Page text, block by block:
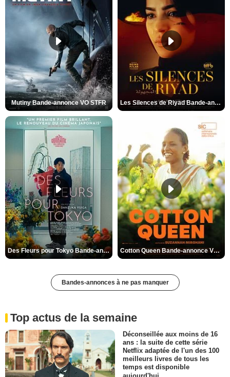
Mutiny Bande-annonce VO STFR Les Silences de Riyad Bande-annonce VO STFR
Des Fleurs pour Tokyo Bande-annonce VO STFR Cotton Queen Bande-annonce VO STFR
Bandes-annonces à ne pas manquer
Top actus de la semaine
Déconseillée aux moins de 16
ans : la suite de cette série
Netflix adaptée de l'un des 100
meilleurs livres de tous les
temps est disponible